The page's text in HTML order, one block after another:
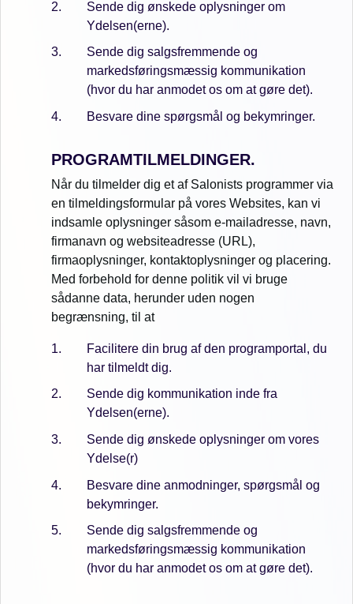
Sende dig ønskede oplysninger om
Ydelsen(erne).
Sende dig salgsfremmende og
markedsføringsmæssig kommunikation
(hvor du har anmodet os om at gøre det).
Besvare dine spørgsmål og bekymringer.
PROGRAMTILMELDINGER.
Når du tilmelder dig et af Salonists programmer via
en tilmeldingsformular på vores Websites, kan vi
indsamle oplysninger såsom e-mailadresse, navn,
firmanavn og websiteadresse (URL),
firmaoplysninger, kontaktoplysninger og placering.
Med forbehold for denne politik vil vi bruge
sådanne data, herunder uden nogen
begrænsning, til at
Facilitere din brug af den programportal, du
har tilmeldt dig.
Sende dig kommunikation inde fra
Ydelsen(erne).
Sende dig ønskede oplysninger om vores
Ydelse(r)
Besvare dine anmodninger, spørgsmål og
bekymringer.
Sende dig salgsfremmende og
markedsføringsmæssig kommunikation
(hvor du har anmodet os om at gøre det).